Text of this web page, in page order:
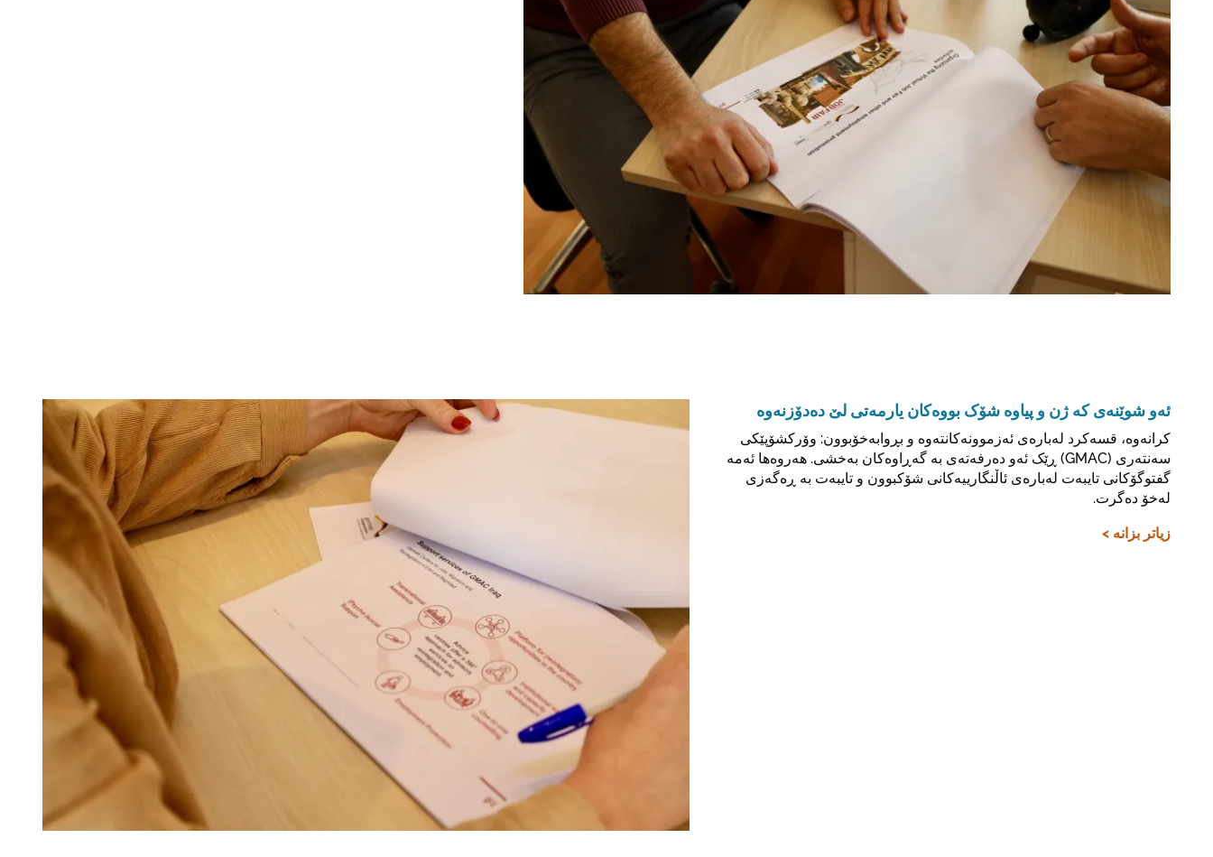
ئەو شوێنەی کە ژن و پیاوە شۆک بووەکان یارمەتی لێ دەدۆزنەوە
کرانەوە، قسەکرد لەبارەی ئەزموونەکانتەوە و بڕوابەخۆبوون: وۆرکشۆپێکی
سەنتەری (GMAC) ڕێک ئەو دەرفەتەی بە گەڕاوەکان بەخشی. هەروەها ئەمە
گفتوگۆکانی تایبەت لەبارەی ئاڵنگارییەکانی شۆکبوون و تایبەت بە ڕەگەزی
لەخۆ دەگرت.
زیاتر بزانە >